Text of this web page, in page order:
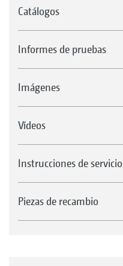
Catálogos
Informes de pruebas
Imágenes
Vídeos
Instrucciones de servicio
Piezas de recambio